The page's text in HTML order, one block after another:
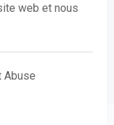
web et nous
Abuse